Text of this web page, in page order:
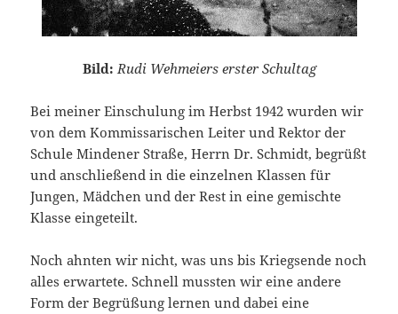
Bild: Rudi Wehmeiers erster Schultag
Bei meiner Einschulung im Herbst 1942 wurden wir
von dem Kommissarischen Leiter und Rektor der
Schule Mindener Straße, Herrn Dr. Schmidt, begrüßt
und anschließend in die einzelnen Klassen für
Jungen, Mädchen und der Rest in eine gemischte
Klasse eingeteilt.
Noch ahnten wir nicht, was uns bis Kriegsende noch
alles erwartete. Schnell mussten wir eine andere
Form der Begrüßung lernen und dabei eine